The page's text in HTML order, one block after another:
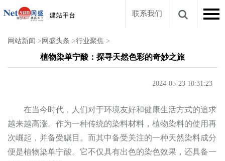
联系我们
网站新闻 > 网盛头条 >行业聚焦 >
植物染单宁酸：探寻天然色彩的奇妙之旅
2024-05-23 10:31:23
在当今时代，人们对于环境友好和健康生活方式的追求
越来越高涨。作为一种传统的染料材料，植物染料的使用再
次崛起，并备受瞩目。而其中备受关注的一种天然染料成分
便是植物染单宁酸。它不仅具有出色的染色效果，还具备一